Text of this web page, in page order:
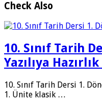
Check Also
10. Sınıf Tarih
Yazılıya
10. Sınıf Tarih Dersi 1.
1. Ünite klasik …